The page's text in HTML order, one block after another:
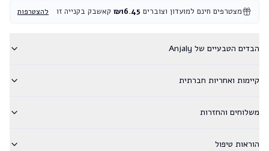
מצטרפים חינם למועדון וצוברים ₪16.45 קאשבק בקנייה זו להצטרפות
הבדים הטבעיים של Anjaly
קיימות ואחריות חברתית
משלוחים והחזרות
הוראות טיפול